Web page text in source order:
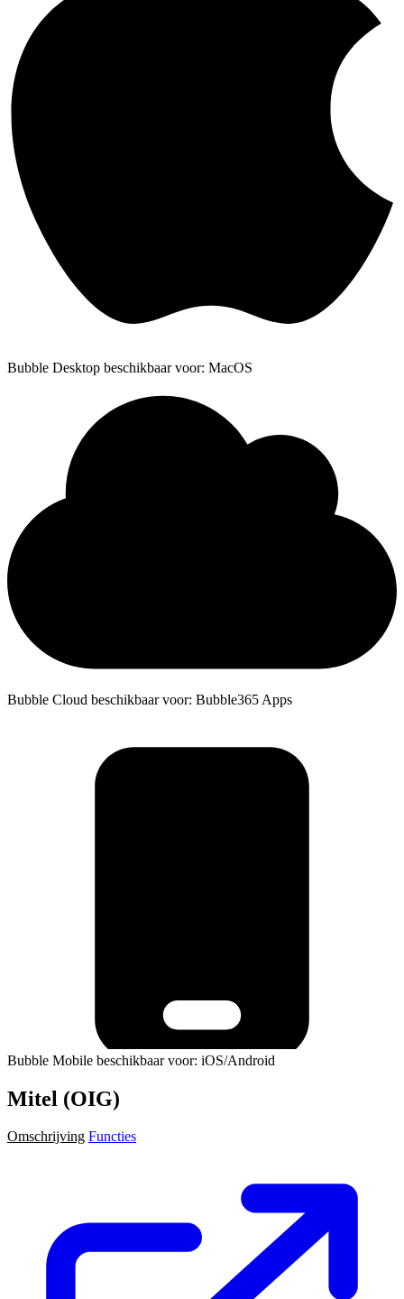
Bubble Desktop beschikbaar voor: MacOS
Bubble Cloud beschikbaar voor: Bubble365 Apps
Bubble Mobile beschikbaar voor: iOS/Android
Mitel (OIG)
Omschrijving Functies